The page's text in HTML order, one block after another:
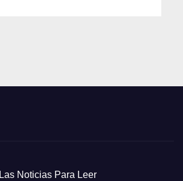
Las Noticias Para Leer